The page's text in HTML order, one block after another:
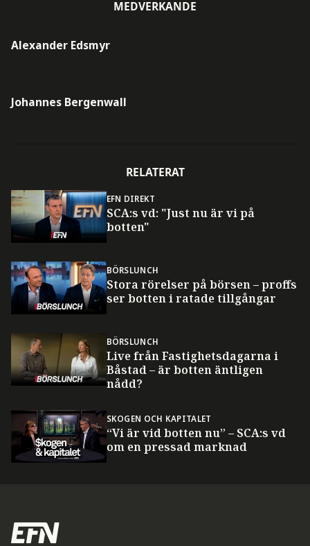
MEDVERKANDE
Alexander Edsmyr
Johannes Bergenwall
RELATERAT
EFN DIREKT
SCA:s vd: "Just nu är vi på
botten"
BÖRSLUNCH
Stora rörelser på börsen – proffs
ser botten i ratade tillgångar
BÖRSLUNCH
Live från Fastighetsdagarna i
Båstad – är botten äntligen
nådd?
SKOGEN OCH KAPITALET
“Vi är vid botten nu” – SCA:s vd
om en pressad marknad